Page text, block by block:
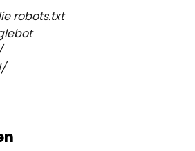
robots.txt